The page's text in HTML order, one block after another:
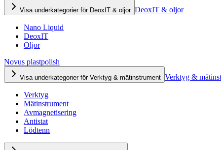
Visa underkategorier för DeoxIT & oljor DeoxIT & oljor
Nano Liquid
DeoxIT
Oljor
Novus plastpolish
Visa underkategorier för Verktyg & mätinstrument Verktyg &
Verktyg
Mätinstrument
Avmagnetisering
Antistat
Lödtenn